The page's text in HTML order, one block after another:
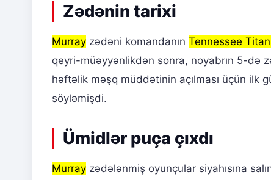
Zədənin tarixi
Murray zədəni komandanın Tennessee
qeyri-müəyyənlikdən sonra, noyabrın 5-də
həftəlik məşq müddətinin açılması üçün ilk
söyləmişdi.
Ümidlər puça çıxdı
Murray zədələnmiş oyunçular siyahısına